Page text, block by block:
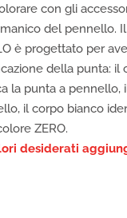
con gli
del pennello.
è progettato per
della punta: il
la punta a pennello,
il corpo bianco
ZERO.
desiderati